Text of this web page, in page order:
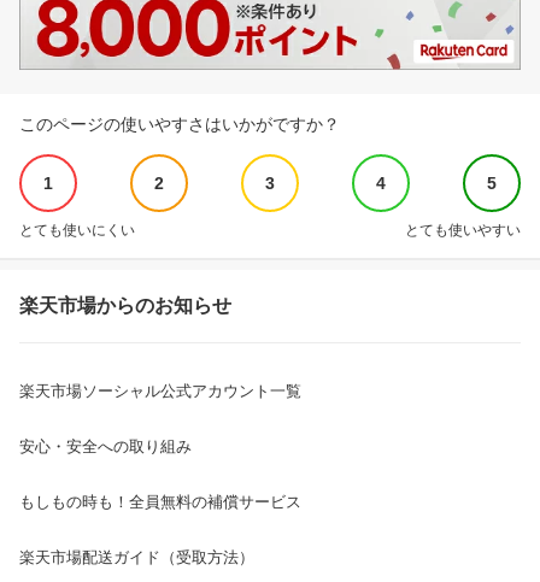
このページの使いやすさはいかがですか？
1 2 3 4 5
とても使いにくい とても使いやすい
楽天市場からのお知らせ
楽天市場ソーシャル公式アカウント一覧
安心・安全への取り組み
もしもの時も！全員無料の補償サービス
楽天市場配送ガイド（受取方法）